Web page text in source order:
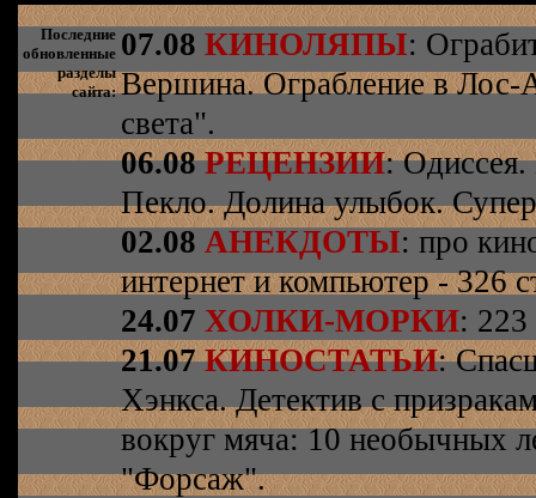
Последние
обновленные
разделы
сайта:
07.08 КИНОЛЯПЫ:
Вершина. Ограбление в Лос-
света".
06.08 РЕЦЕНЗИИ:
Пекло. Долина улыбок.
02.08 АНЕКДОТЫ: про
интернет и компьютер - 326
24.07 ХОЛКИ-МОРКИ: 223
21.07 КИНОСТАТЬИ:
Хэнкса. Детектив с
вокруг мяча: 10 необычных
"Форсаж".